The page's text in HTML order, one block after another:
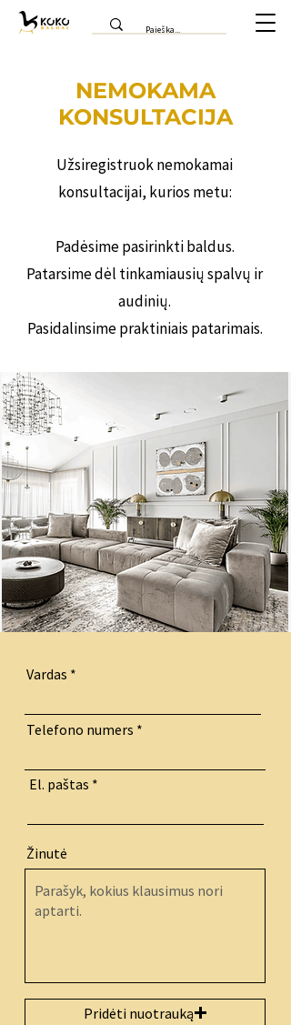
NEMOKAMA
KONSULTACIJA
Užsiregistruok nemokamai
konsultacijai, kurios metu:
Padėsime pasirinkti baldus.
Patarsime dėl tinkamiausių spalvų ir
audinių.
Pasidalinsime praktiniais patarimais.
Vardas
Telefono numers
El. paštas
Žinutė
Pridėti nuotrauką